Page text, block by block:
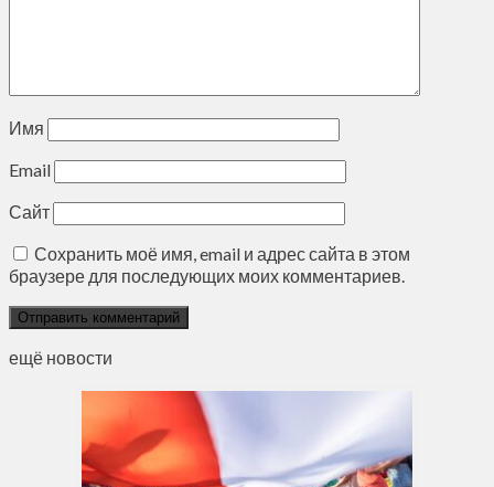
Имя
Email
Сайт
Сохранить моё имя, email и адрес сайта в этом
браузере для последующих моих комментариев.
ещё новости